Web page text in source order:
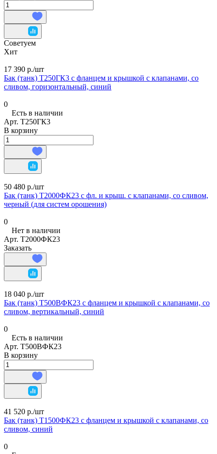
Советуем
Хит
17 390 р./шт
Бак (танк) Т250ГК3 с фланцем и крышкой с клапанами, со
сливом, горизонтальный, синий
0
Есть в наличии
Арт. Т250ГК3
В корзину
50 480 р./шт
Бак (танк) Т2000ФК23 с фл. и крыш. с клапанами, со сливом,
черный (для систем орошения)
0
Нет в наличии
Арт. Т2000ФК23
Заказать
18 040 р./шт
Бак (танк) Т500ВФК23 с фланцем и крышкой с клапанами, со
сливом, вертикальный, синий
0
Есть в наличии
Арт. Т500ВФК23
В корзину
41 520 р./шт
Бак (танк) Т1500ФК23 с фланцем и крышкой с клапанами, со
сливом, синий
0